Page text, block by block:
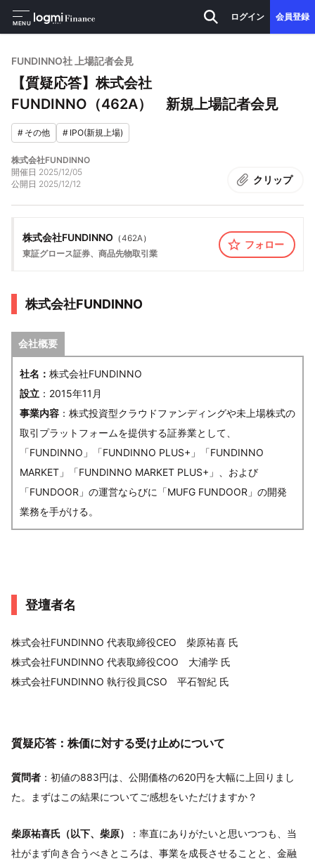
MENU
ログイン 会員登録
FUNDINNO社 上場記者会見
【質疑応答】株式会社
FUNDINNO（462A） 新規上場記者会見
# その他 # IPO(新規上場)
株式会社FUNDINNO
開催日 2025/12/05
公開日 2025/12/12 クリップ
株式会社FUNDINNO （462A）
東証グロース証券、商品先物取引業
フォロー
株式会社FUNDINNO
会社概要
社名： 株式会社FUNDINNO
設立 ：2015年11月
事業内容 ：株式投資型クラウドファンディングや未上場株式の
取引プラットフォームを提供する証券業として、
「FUNDINNO」「FUNDINNO PLUS+」「FUNDINNO
MARKET」「FUNDINNO MARKET PLUS+」、および
「FUNDOOR」の運営ならびに「MUFG FUNDOOR」の開発
業務を手がける。
登壇者名
株式会社FUNDINNO 代表取締役CEO 柴原祐喜 氏
株式会社FUNDINNO 代表取締役COO 大浦学 氏
株式会社FUNDINNO 執行役員CSO 平石智紀 氏
質疑応答：株価に対する受け止めについて
質問者 ：初値の883円は、公開価格の620円を大幅に上回りまし
た。まずはこの結果についてご感想をいただけますか？
柴原祐喜氏（以下、柴原）
：率直にありがたいと思いつつも、当
社がまず向き合うべきところは、事業を成長させることと、金融